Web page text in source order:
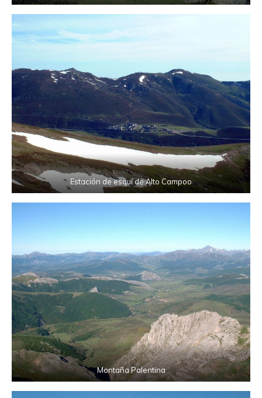
Estación de esquí de Alto Campoo
Montaña Palentina